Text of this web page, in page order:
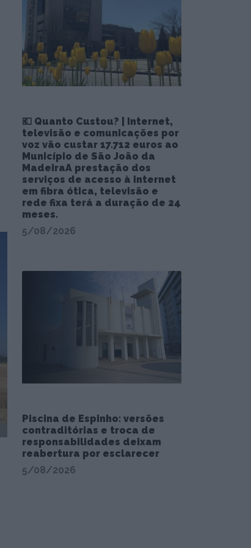
💶 Quanto Custou? | Internet,
televisão e comunicações por
voz vão custar 17.712 euros ao
Município de São João da
MadeiraA prestação dos
serviços de acesso à internet
em fibra ótica, televisão e
rede fixa terá a duração de 24
meses.
5/08/2026
Piscina de Espinho: versões
contraditórias e troca de
responsabilidades deixam
reabertura por esclarecer
5/08/2026